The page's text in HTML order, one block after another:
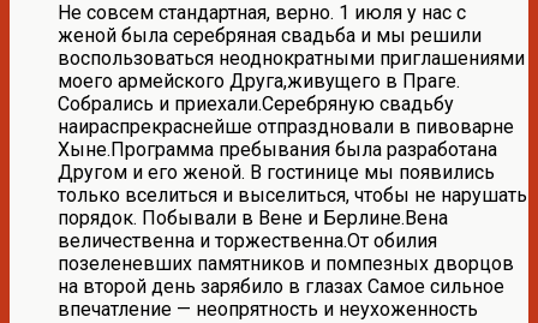
Не совсем стандартная, верно. 1 июля у нас с
женой была серебряная свадьба и мы решили
воспользоваться неоднократными приглашениями
моего армейского Друга,живущего в Праге.
Собрались и приехали.Серебряную свадьбу
наираспрекраснейше отпраздновали в пивоварне
Хыне.Программа пребывания была разработана
Другом и его женой. В гостинице мы появились
только вселиться и выселиться, чтобы не нарушать
порядок. Побывали в Вене и Берлине.Вена
величественна и торжественна.От обилия
позеленевших памятников и помпезных дворцов
на второй день зарябило в глазах Самое сильное
впечатление — неопрятность и неухоженность